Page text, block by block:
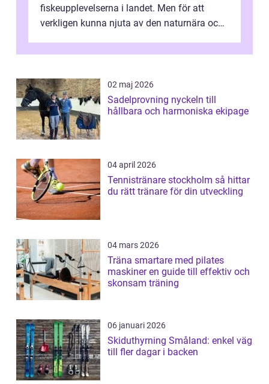
fiskeupplevelserna i landet. Men för att
verkligen kunna njuta av den naturnära och
02 maj 2026
Sadelprovning nyckeln till
hållbara och harmoniska ekipage
04 april 2026
Tennistränare stockholm så hittar
du rätt tränare för din utveckling
04 mars 2026
Träna smartare med pilates
maskiner en guide till effektiv och
skonsam träning
06 januari 2026
Skiduthyrning Småland: enkel väg
till fler dagar i backen